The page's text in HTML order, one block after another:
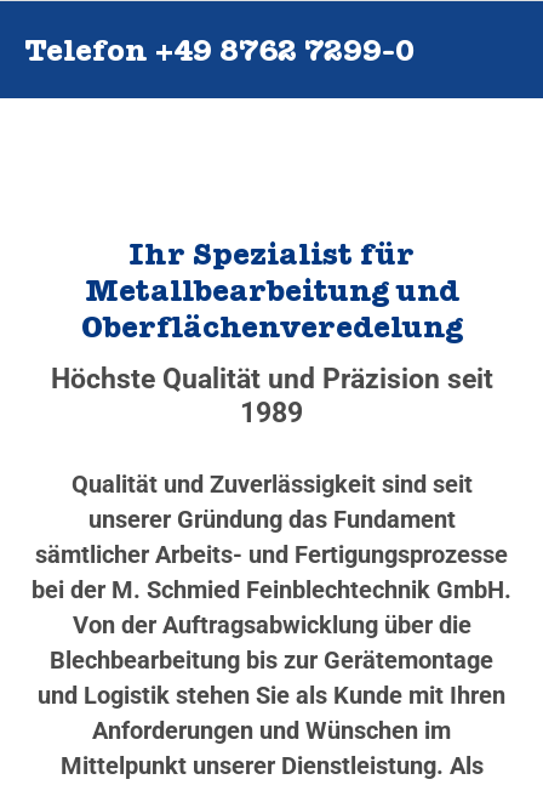
Telefon +49 8762 7299‑0
Ihr Spezialist für
Metallbearbeitung und
Oberflächenveredelung
Höchste Qualität und Präzision seit
1989
Qualität und Zuverlässigkeit sind seit
unserer Gründung das Fundament
sämtlicher Arbeits- und Fertigungsprozesse
bei der M. Schmied Feinblechtechnik GmbH.
Von der Auftragsabwicklung über die
Blechbearbeitung bis zur Gerätemontage
und Logistik stehen Sie als Kunde mit Ihren
Anforderungen und Wünschen im
Mittelpunkt unserer Dienstleistung. Als